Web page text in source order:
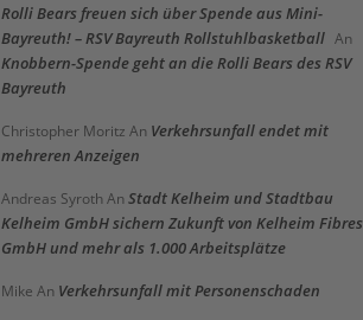
Rolli Bears freuen sich über Spende aus Mini-
Bayreuth! – RSV Bayreuth Rollstuhlbasketball An
Knobbern-Spende geht an die Rolli Bears des RSV
Bayreuth
Christopher Moritz An Verkehrsunfall endet mit
mehreren Anzeigen
Andreas Syroth An Stadt Kelheim und Stadtbau
Kelheim GmbH sichern Zukunft von Kelheim Fibres
GmbH und mehr als 1.000 Arbeitsplätze
Mike An Verkehrsunfall mit Personenschaden